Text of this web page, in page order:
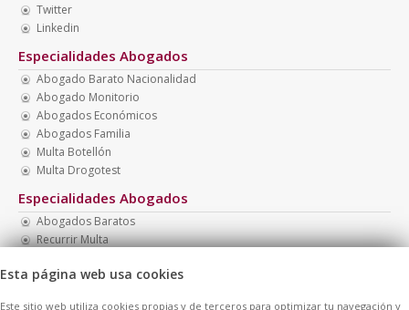
Twitter
Linkedin
Especialidades Abogados
Abogado Barato Nacionalidad
Abogado Monitorio
Abogados Económicos
Abogados Familia
Multa Botellón
Multa Drogotest
Especialidades Abogados
Abogados Baratos
Recurrir Multa
Recurrir Multa Tráfico
Esta página web usa cookies
Este sitio web utiliza cookies propias y de terceros para optimizar tu navegación y